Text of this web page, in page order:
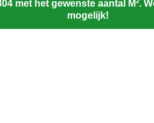
met het gewenste aantal M².
mogelijk!